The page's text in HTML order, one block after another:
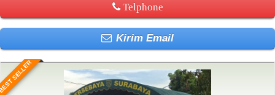
Telphone
Kirim Email
SELLER